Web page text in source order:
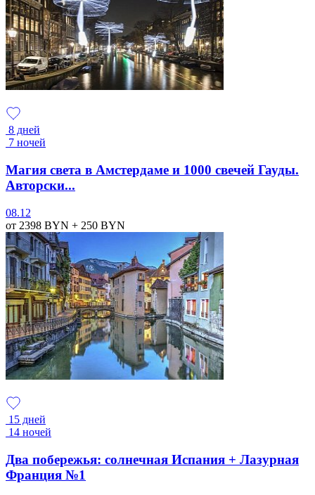
8 дней
7 ночей
Магия света в Амстердаме и 1000 свечей Гауды.
Авторски...
08.12
от 2398 BYN + 250 BYN
15 дней
14 ночей
Два побережья: солнечная Испания + Лазурная
Франция №1